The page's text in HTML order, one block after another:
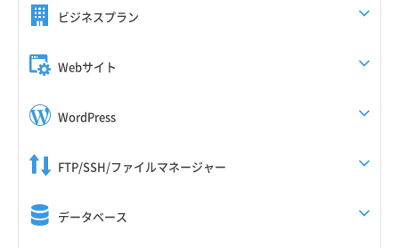
ビジネスプラン
Webサイト
WordPress
FTP/SSH/ファイルマネージャー
データベース